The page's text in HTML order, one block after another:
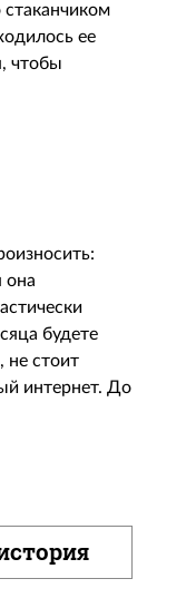
стаканчиком
ее
чтобы
она
будете
не стоит
интернет. До